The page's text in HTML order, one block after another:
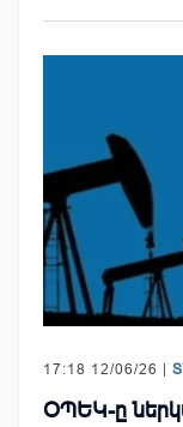
17:18 12/06/26 |
ՕՊԵԿ-ը